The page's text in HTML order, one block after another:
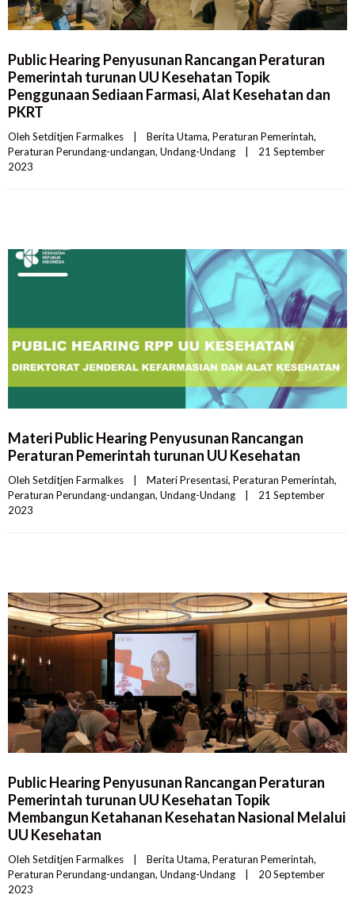
Public Hearing Penyusunan Rancangan Peraturan
Pemerintah turunan UU Kesehatan Topik
Penggunaan Sediaan Farmasi, Alat Kesehatan dan
PKRT
Oleh Setditjen Farmalkes Berita Utama, Peraturan Pemerintah
Peraturan Perundang-undangan, Undang-Undang
21 September
2023
Materi Public Hearing Penyusunan Rancangan
Peraturan Pemerintah turunan UU Kesehatan
Oleh Setditjen Farmalkes Materi Presentasi, Peraturan Pemerintah
Peraturan Perundang-undangan, Undang-Undang
21 September
2023
Public Hearing Penyusunan Rancangan Peraturan
Pemerintah turunan UU Kesehatan Topik
Membangun Ketahanan Kesehatan Nasional Melalui
UU Kesehatan
Oleh Setditjen Farmalkes Berita Utama, Peraturan Pemerintah
Peraturan Perundang-undangan, Undang-Undang
20 September
2023